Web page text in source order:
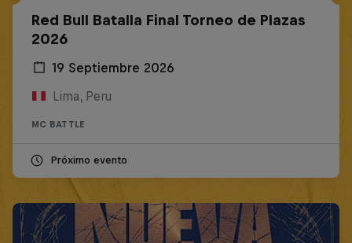
Red Bull Batalla Final Torneo de Plazas
2026
19 Septiembre 2026
Lima, Peru
MC BATTLE
Próximo evento